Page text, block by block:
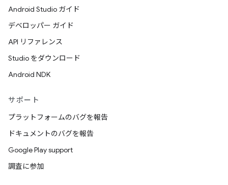
Android Studio ガイド
デベロッパー ガイド
API リファレンス
Studio をダウンロード
Android NDK
サポート
プラットフォームのバグを報告
ドキュメントのバグを報告
Google Play support
調査に参加